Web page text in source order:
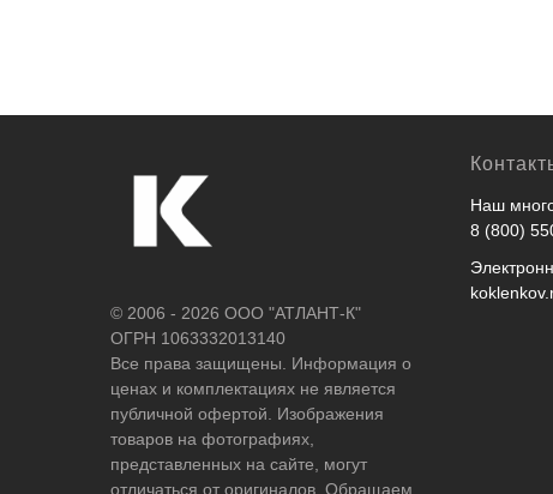
© 2006 - 2026 ООО "АТЛАНТ-К"
ОГРН 1063332013140
Все права защищены. Информация о
ценах и комплектациях не является
публичной офертой. Изображения
товаров на фотографиях,
представленных на сайте, могут
отличаться от оригиналов. Обращаем
Наш
8 (800)